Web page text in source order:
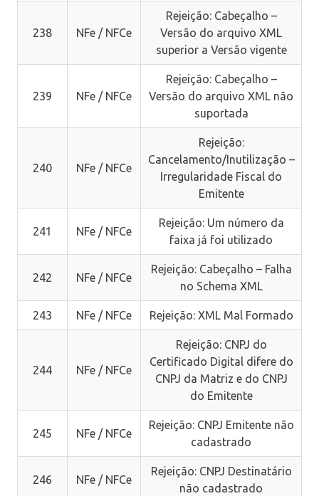
238 NFe / NFCe
Rejeição: Cabeçalho –
Versão do arquivo XML
superior a Versão vigente
239 NFe / NFCe
Rejeição: Cabeçalho –
Versão do arquivo XML não
suportada
240 NFe / NFCe
Rejeição:
Cancelamento/Inutilização –
Irregularidade Fiscal do
Emitente
241 NFe / NFCe
Rejeição: Um número da
faixa já foi utilizado
242 NFe / NFCe
Rejeição: Cabeçalho – Falha
no Schema XML
243 NFe / NFCe Rejeição: XML Mal Formado
244 NFe / NFCe
Rejeição: CNPJ do
Certificado Digital difere do
CNPJ da Matriz e do CNPJ
do Emitente
245 NFe / NFCe
Rejeição: CNPJ Emitente não
cadastrado
246 NFe / NFCe
Rejeição: CNPJ Destinatário
não cadastrado